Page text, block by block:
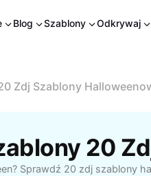
Blog Szablony Odkrywaj
Zdj Szablony
Sprawdź 20 zdj szablony